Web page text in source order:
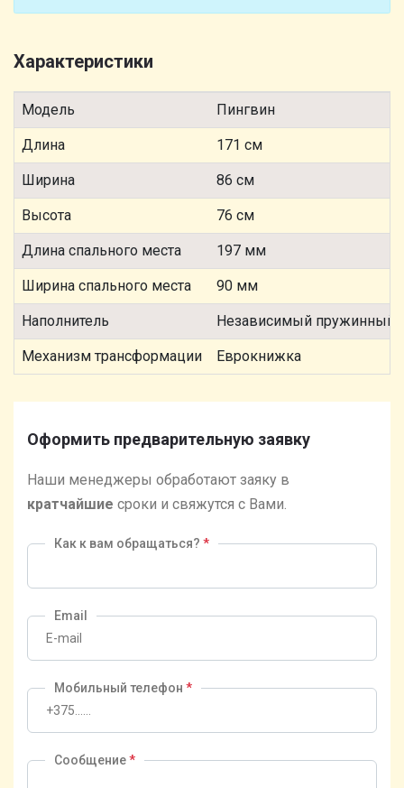
Характеристики
Модель Пингвин
Длина 171 см
Ширина 86 см
Высота 76 см
Длина спального места 197 мм
Ширина спального места 90 мм
Наполнитель Независимый пружинный
Механизм трансформации Еврокнижка
Оформить предварительную заявку
Наши менеджеры обработают заяку в
кратчайшие сроки и свяжутся с Вами.
Как к вам обращаться? *
Email
Мобильный телефон *
Сообщение*